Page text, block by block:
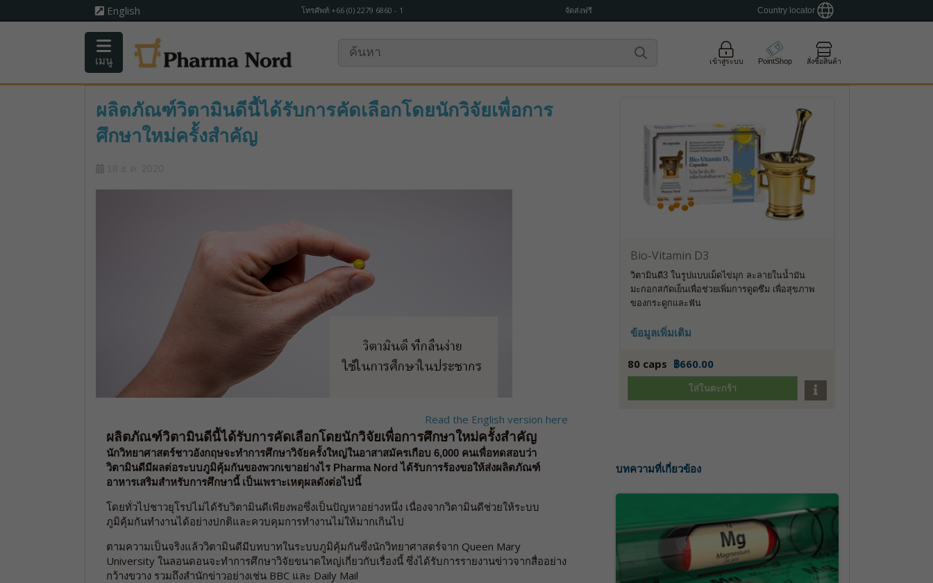
English โทรศัพท์:+66 (0) 2279 6860 - 1 จัดส่งฟรี Country locator
เมนู เข้าสู่ระบบ PointShop สั่งซื้อสินค้า
ผลิตภัณฑ์วิตามินดีนี้ได้รับการคัดเลือกโดยนักวิจัยเพื่อการ
ศึกษาใหม่ครั้งสำคัญ
Read the English version here
ผลิตภัณฑ์วิตามินดีนี้ได้รับการคัดเลือกโดยนักวิจัยเพื่อการศึกษาใหม่ครั้งสำคัญ
นักวิทยาศาสตร์ชาวอังกฤษจะทำการศึกษาวิจัยครั้งใหญ่ในอาสาสมัครเกือบ 6,000 คนเพื่อทดสอบว่า
วิตามินดีมีผลต่อระบบภูมิคุ้มกันของพวกเขาอย่างไร Pharma Nord ได้รับการร้องขอให้ส่งผลิตภัณฑ์
อาหารเสริมสำหรับการศึกษานี้ เป็นเพราะเหตุผลดังต่อไปนี้
โดยทั่วไปชาวยุโรปไม่ได้รับวิตามินดีเพียงพอซึ่งเป็นปัญหาอย่างหนึ่ง เนื่องจากวิตามินดีช่วยให้ระบบ
ภูมิคุ้มกันทำงานได้อย่างปกติและควบคุมการทำงานไม่ให้มากเกินไป
ตามความเป็นจริงแล้ววิตามินดีมีบทบาทในระบบภูมิคุ้มกันซึ่งนักวิทยาศาสตร์จาก Queen Mary
University ในลอนดอนจะทำการศึกษาวิจัยขนาดใหญ่เกี่ยวกับเรื่องนี้ ซึ่งได้รับการรายงานข่าวจากสื่ออย่าง
กว้างขวาง รวมถึงสำนักข่าวอย่างเช่น BBC และ Daily Mail
Bio-Vitamin D3
วิตามินดี3 ในรูปแบบเม็ดไข่มุก ละลายในน้ำมัน
มะกอกสกัดเย็นเพื่อช่วยเพิ่มการดูดซึม เพื่อสุขภาพ
ของกระดูกและฟัน
ข้อมูลเพิ่มเติม
80 caps ฿660.00
ใส่ในตะกร้า
บทความที่เกี่ยวข้อง